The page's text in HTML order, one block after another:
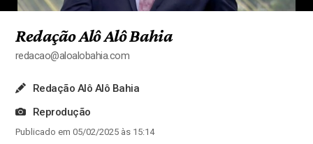
Redação Alô Alô Bahia
redacao@aloalobahia.com
Redação Alô Alô Bahia
Reprodução
Publicado em 05/02/2025 às 15:14